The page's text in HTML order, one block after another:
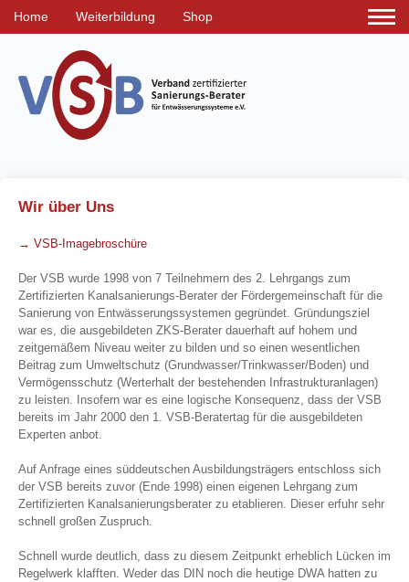
Home Weiterbildung Shop
Wir über Uns
→ VSB-Imagebroschüre
Der VSB wurde 1998 von 7 Teilnehmern des 2. Lehrgangs zum
Zertifizierten Kanalsanierungs-Berater der Fördergemeinschaft für die
Sanierung von Entwässerungssystemen gegründet. Gründungsziel
war es, die ausgebildeten ZKS-Berater dauerhaft auf hohem und
zeitgemäßem Niveau weiter zu bilden und so einen wesentlichen
Beitrag zum Umweltschutz (Grundwasser/Trinkwasser/Boden) und
Vermögensschutz (Werterhalt der bestehenden Infrastrukturanlagen)
zu leisten. Insofern war es eine logische Konsequenz, dass der VSB
bereits im Jahr 2000 den 1. VSB-Beratertag für die ausgebildeten
Experten anbot.
Auf Anfrage eines süddeutschen Ausbildungsträgers entschloss sich
der VSB bereits zuvor (Ende 1998) einen eigenen Lehrgang zum
Zertifizierten Kanalsanierungsberater zu etablieren. Dieser erfuhr sehr
schnell großen Zuspruch.
Schnell wurde deutlich, dass zu diesem Zeitpunkt erheblich Lücken im
Regelwerk klafften. Weder das DIN noch die heutige DWA hatten zu